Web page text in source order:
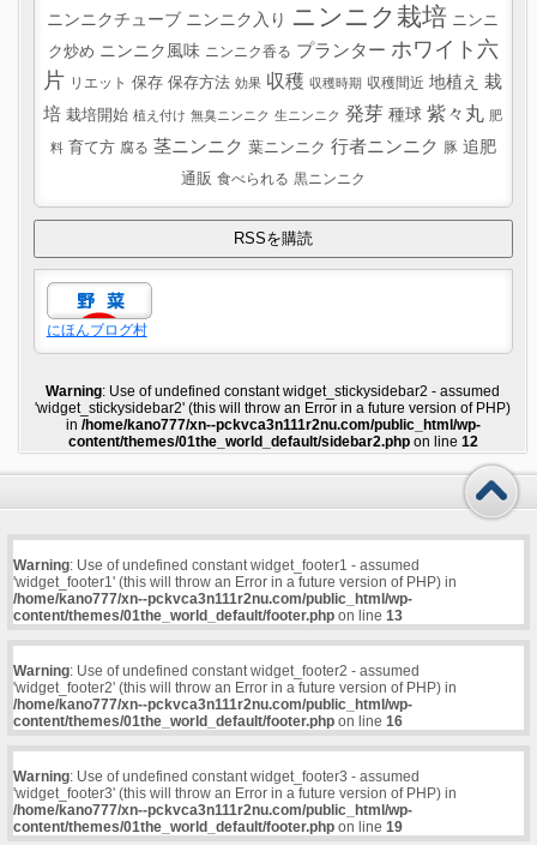
ニンニクチューブ ニンニク入り ニンニク栽培 ニンニ
ク炒め ニンニク風味 ニンニク香る プランター ホワイト六
片 リエット 保存 保存方法 効果 収穫 収穫時期 収穫間近 地植え 栽
培 栽培開始 植え付け 無臭ニンニク 生ニンニク 発芽 種球 紫々丸 肥
料 育て方 腐る 茎ニンニク 葉ニンニク 行者ニンニク 豚 追肥
通販 食べられる 黒ニンニク
にほんブログ村
Warning: Use of undefined constant widget_stickysidebar2 - assumed
'widget_stickysidebar2' (this will throw an Error in a future version of PHP)
in /home/kano777/xn--pckvca3n111r2nu.com/public_html/wp-
content/themes/01the_world_default/sidebar2.phpon line 12
Warning: Use of undefined constant widget_footer1 - assumed
'widget_footer1' (this will throw an Error in a future version of PHP) in
/home/kano777/xn--pckvca3n111r2nu.com/public_html/wp-
content/themes/01the_world_default/footer.phpon line 13
Warning: Use of undefined constant widget_footer2 - assumed
'widget_footer2' (this will throw an Error in a future version of PHP) in
/home/kano777/xn--pckvca3n111r2nu.com/public_html/wp-
content/themes/01the_world_default/footer.phpon line 16
Warning: Use of undefined constant widget_footer3 - assumed
'widget_footer3' (this will throw an Error in a future version of PHP) in
/home/kano777/xn--pckvca3n111r2nu.com/public_html/wp-
content/themes/01the_world_default/footer.phpon line 19